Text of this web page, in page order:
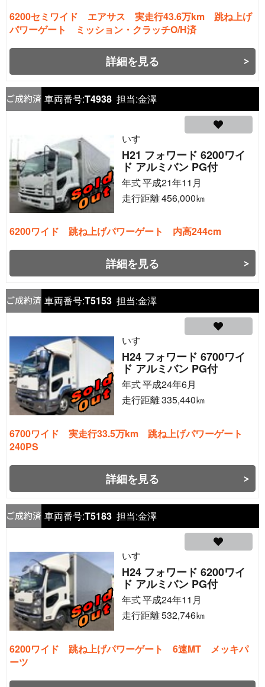
6200セミワイド エアサス 実走行43.6万km 跳ね上げ
パワーゲート ミッション・クラッチO/H済
詳細を見る
車両番号:T4938 担当:金澤
いすゞ
H21 フォワード 6200ワイ
ド アルミバン PG付
年式平成21年11月
走行距離456,000㎞
6200ワイド 跳ね上げパワーゲート 内高244cm
詳細を見る
車両番号:T5153 担当:金澤
いすゞ
H24 フォワード 6700ワイ
ド アルミバン PG付
年式平成24年6月
走行距離335,440㎞
6700ワイド 実走行33.5万km 跳ね上げパワーゲート
240PS
詳細を見る
車両番号:T5183 担当:金澤
いすゞ
H24 フォワード 6200ワイ
ド アルミバン PG付
年式平成24年11月
走行距離532,746㎞
6200ワイド 跳ね上げパワーゲート 6速MT メッキパ
ーツ